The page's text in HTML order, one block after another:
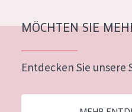
Jedes alter
MÖCHTEN SIE
Entdecken Sie unsere